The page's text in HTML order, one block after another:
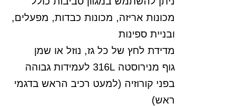
מכונות אריזה, מכונות כבדות, מפעלים,
ובניית ספינות
מדידת לחץ של כל גז, נוזל או שמן
גוף מנירוסטה 316L לעמידות גבוהה
בפני קורוזיה (למעט רכיב הראש בדגמי
ראש)